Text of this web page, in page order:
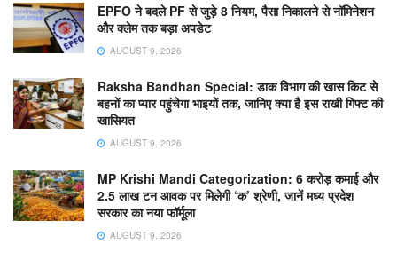
EPFO ने बदले PF से जुड़े 8 नियम, पैसा निकालने से नॉमिनेशन
और क्लेम तक बड़ा अपडेट
AUGUST 9, 2026
Raksha Bandhan Special: डाक विभाग की खास किट से
बहनों का प्यार पहुंचेगा भाइयों तक, जानिए क्या है इस राखी गिफ्ट की
खासियत
AUGUST 9, 2026
MP Krishi Mandi Categorization: 6 करोड़ कमाई और
2.5 लाख टन आवक पर मिलेगी ‘क’ श्रेणी, जानें मध्य प्रदेश
सरकार का नया फॉर्मूला
AUGUST 9, 2026